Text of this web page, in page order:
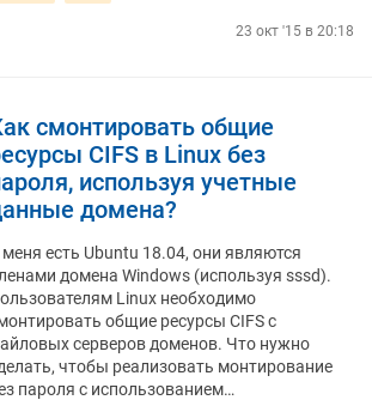
23 окт '15 в 20:18
смонтировать общие
CIFS в Linux без
используя учетные
домена?
есть Ubuntu 18.04, они являются
домена Windows (используя sssd).
Linux необходимо
общие ресурсы CIFS с
серверов доменов. Что нужно
чтобы реализовать монтирование
пароля с использованием…